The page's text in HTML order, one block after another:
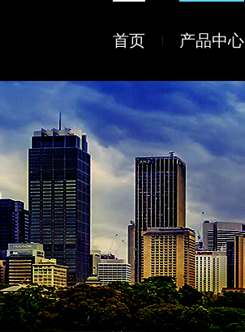
首页 产品中心